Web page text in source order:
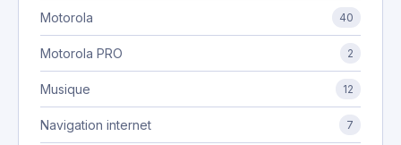
Motorola 40
Motorola PRO 2
Musique 12
Navigation internet 7